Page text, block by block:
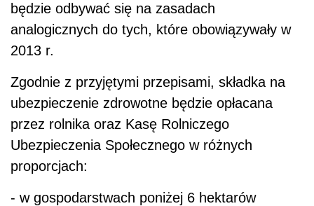
będzie odbywać się na zasadach
analogicznych do tych, które obowiązywały w
2013 r.
Zgodnie z przyjętymi przepisami, składka na
ubezpieczenie zdrowotne będzie opłacana
przez rolnika oraz Kasę Rolniczego
Ubezpieczenia Społecznego w różnych
proporcjach:
- w gospodarstwach poniżej 6 hektarów